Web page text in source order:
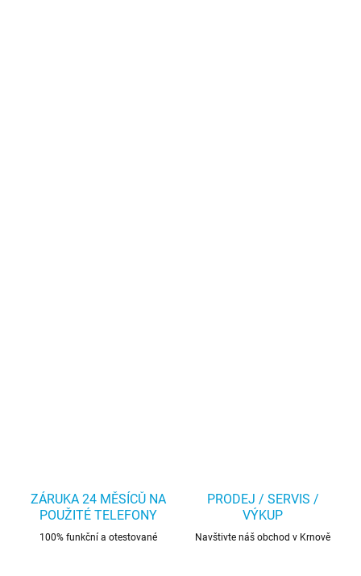
ZÁRUKA 24 MĚSÍCŮ NA
POUŽITÉ TELEFONY
100% funkční a otestované
PRODEJ / SERVIS /
VÝKUP
Navštivte náš obchod v Krnově